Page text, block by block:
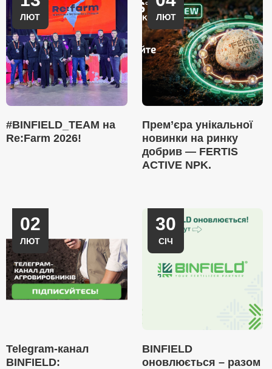
ЛЮТ
#BINFIELD_TEAM на
Re:Farm 2026!
ЛЮТ
Прем’єра унікальної
новинки на ринку
добрив — FERTIS
ACTIVE NPK.
02
ЛЮТ
Telegram-канал
BINFIELD:
30
СІЧ
BINFIELD
оновлюється – разом